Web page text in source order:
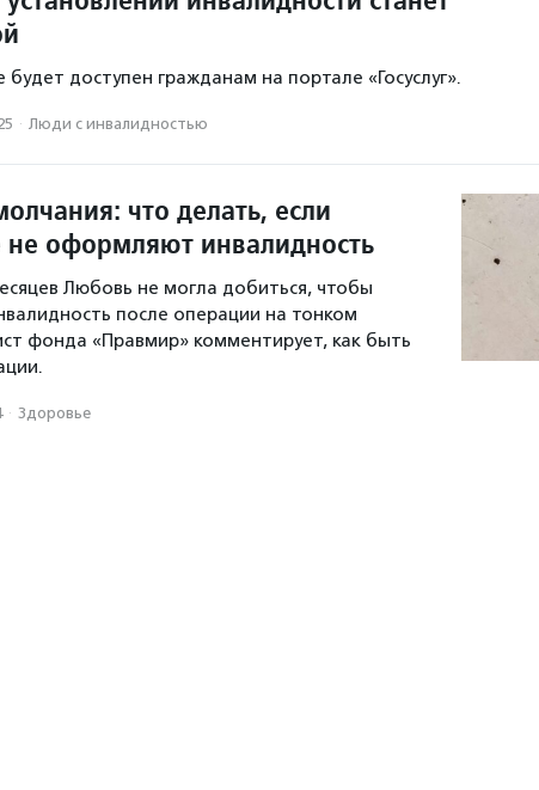
доступен гражданам на портале «Госуслуг».
· Люди с инвалидностью
что делать, если
не оформляют инвалидность
Любовь не могла добиться, чтобы
после операции на тонком
фонда «Правмир» комментирует, как быть
· Здоровье